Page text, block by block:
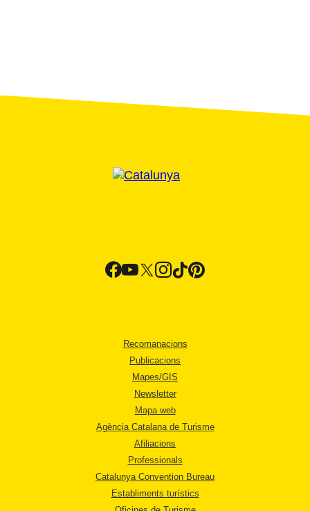
Recomanacions
Publicacions
Mapes/GIS
Newsletter
Mapa web
Agència Catalana de Turisme
Afiliacions
Professionals
Catalunya Convention Bureau
Establiments turístics